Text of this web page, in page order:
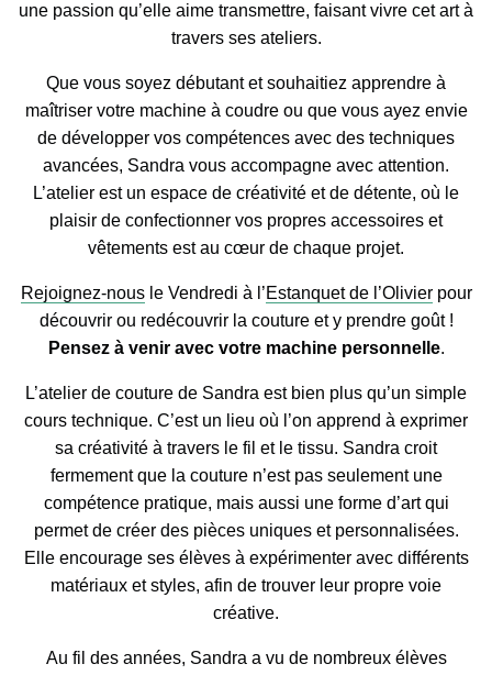
une passion qu’elle aime transmettre, faisant vivre cet art à
travers ses ateliers.
Que vous soyez débutant et souhaitiez apprendre à
maîtriser votre machine à coudre ou que vous ayez envie
de développer vos compétences avec des techniques
avancées, Sandra vous accompagne avec attention.
L’atelier est un espace de créativité et de détente, où le
plaisir de confectionner vos propres accessoires et
vêtements est au cœur de chaque projet.
Rejoignez-nousle Vendredi à l’Estanquet de l’Olivierpour
découvrir ou redécouvrir la couture et y prendre goût !
Pensez à venir avec votre machine personnelle.
L’atelier de couture de Sandra est bien plus qu’un simple
cours technique. C’est un lieu où l’on apprend à exprimer
sa créativité à travers le fil et le tissu. Sandra croit
fermement que la couture n’est pas seulement une
compétence pratique, mais aussi une forme d’art qui
permet de créer des pièces uniques et personnalisées.
Elle encourage ses élèves à expérimenter avec différents
matériaux et styles, afin de trouver leur propre voie
créative.
Au fil des années, Sandra a vu de nombreux élèves